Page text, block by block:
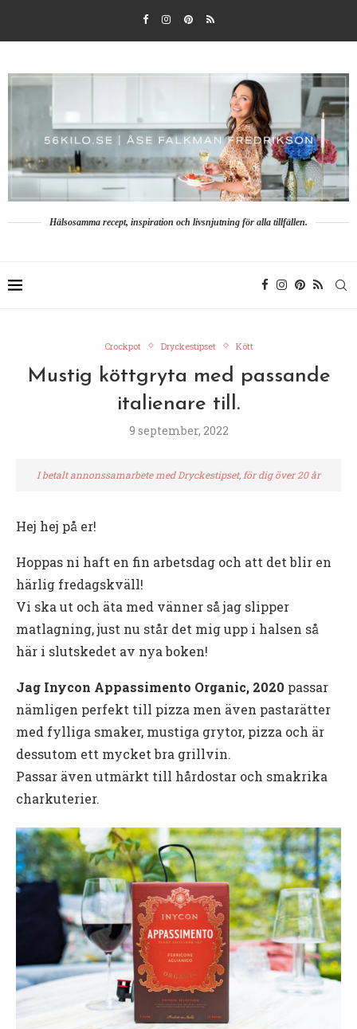
Hälsosamma recept, inspiration och livsnjutning för alla tillfällen.
Crockpot Dryckestipset Kött
Mustig köttgryta med passande
italienare till.
9 september, 2022
I betalt annonssamarbete med Dryckestipset, för dig över 20 år
Hej hej på er!
Hoppas ni haft en fin arbetsdag och att det blir en
härlig fredagskväll!
Vi ska ut och äta med vänner så jag slipper
matlagning, just nu står det mig upp i halsen så
här i slutskedet av nya boken!
Jag Inycon Appassimento Organic, 2020 passar
nämligen perfekt till pizza men även pastarätter
med fylliga smaker, mustiga grytor, pizza och är
dessutom ett mycket bra grillvin.
Passar även utmärkt till hårdostar och smakrika
charkuterier.